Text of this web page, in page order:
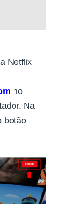
Netflix
no
Na
botão